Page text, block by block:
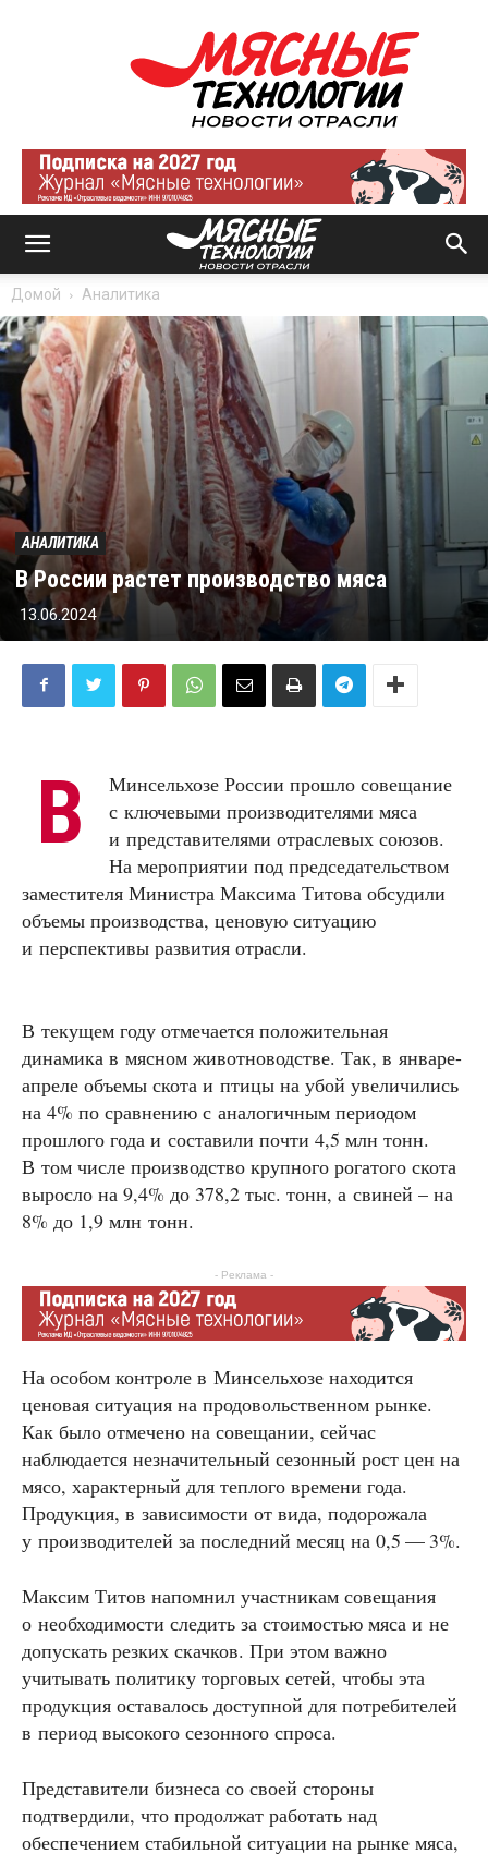
Мясные
технологии
|
Новости
отрасли
Домой Аналитика
АНАЛИТИКА
В России растет производство мяса
13.06.2024
В
Минсельхозе России прошло совещание
с ключевыми производителями мяса
и представителями отраслевых союзов.
На мероприятии под председательством
заместителя Министра Максима Титова обсудили
объемы производства, ценовую ситуацию
и перспективы развития отрасли.
В текущем году отмечается положительная
динамика в мясном животноводстве. Так, в январе-
апреле объемы скота и птицы на убой увеличились
на 4% по сравнению с аналогичным периодом
прошлого года и составили почти 4,5 млн тонн.
В том числе производство крупного рогатого скота
выросло на 9,4% до 378,2 тыс. тонн, а свиней – на
8% до 1,9 млн тонн.
- Реклама -
На особом контроле в Минсельхозе находится
ценовая ситуация на продовольственном рынке.
Как было отмечено на совещании, сейчас
наблюдается незначительный сезонный рост цен на
мясо, характерный для теплого времени года.
Продукция, в зависимости от вида, подорожала
у производителей за последний месяц на 0,5 — 3%.
Максим Титов напомнил участникам совещания
о необходимости следить за стоимостью мяса и не
допускать резких скачков. При этом важно
учитывать политику торговых сетей, чтобы эта
продукция оставалось доступной для потребителей
в период высокого сезонного спроса.
Представители бизнеса со своей стороны
подтвердили, что продолжат работать над
обеспечением стабильной ситуации на рынке мяса,